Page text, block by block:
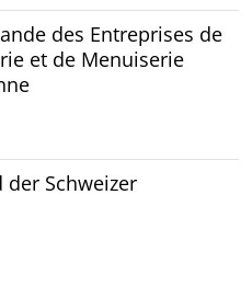
des Entreprises de
et de Menuiserie
der Schweizer